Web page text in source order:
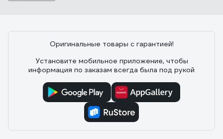
70 отзывов
Отзыв о мультиметре Ресанта DT 890 B+
Корсаков Юрий 03.12.2018
Прост в использовании и надежен. Я им пользуюсь с
Оригинальные товары с гарантией!
Установите мобильное приложение, чтобы
информация по заказам всегда была под рукой